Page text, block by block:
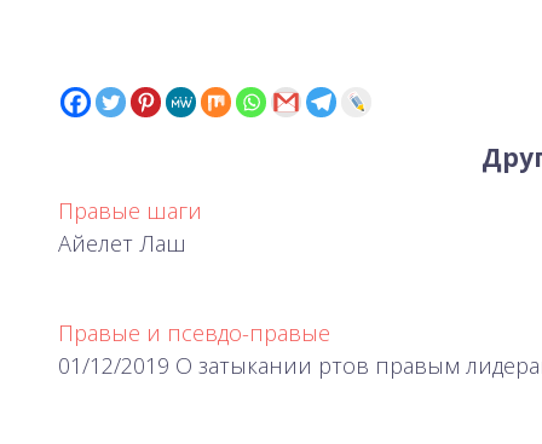
Правые шаги
Айелет Лаш
Правые и псевдо-правые
01/12/2019 О затыкании ртов правым